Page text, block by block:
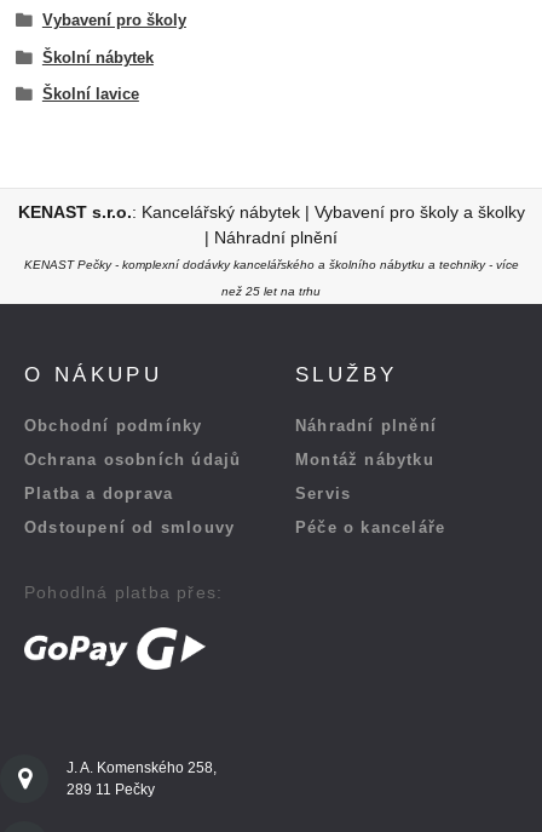
Vybavení pro školy
Školní nábytek
Školní lavice
KENAST s.r.o.: Kancelářský nábytek | Vybavení pro školy a školky
| Náhradní plnění
KENAST Pečky - komplexní dodávky kancelářského a školního nábytku a techniky - více
než 25 let na trhu
O NÁKUPU
Obchodní podmínky
Ochrana osobních údajů
Platba a doprava
Odstoupení od smlouvy
Pohodlná platba přes:
SLUŽBY
Náhradní plnění
Montáž nábytku
Servis
Péče o kanceláře
J. A. Komenského 258,
289 11 Pečky